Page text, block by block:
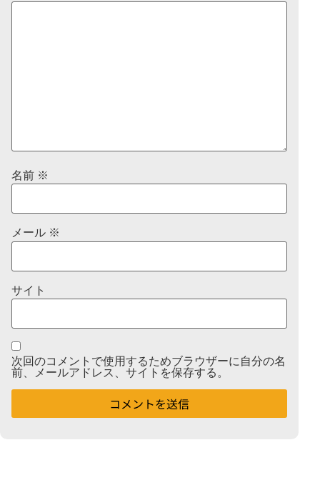
名前 ※
メール ※
サイト
次回のコメントで使用するためブラウザーに自分の名
前、メールアドレス、サイトを保存する。